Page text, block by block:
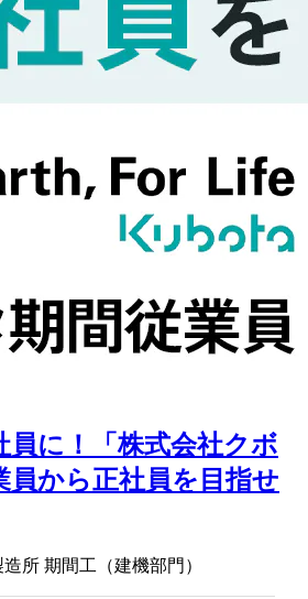
員に！「株式会社クボ
員から正社員を目指せ
所 期間工（建機部門）